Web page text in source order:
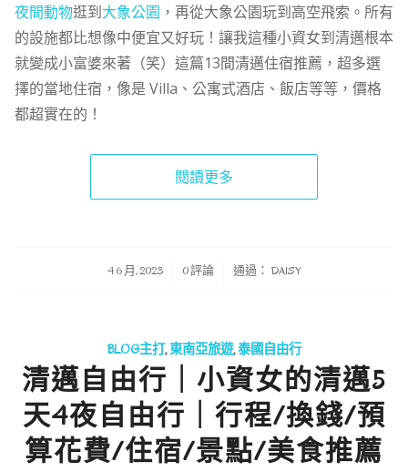
夜間動物逛到大象公園 ，再從大象公園玩到高空飛索。所有
的設施都比想像中便宜又好玩！讓我這種小資女到清邁根本
就變成小富婆來著（笑）這篇13間清邁住宿推薦，超多選
擇的當地住宿，像是 Villa、公寓式酒店、飯店等等，價格
都超實在的！
閱讀更多
4 6 月, 2023
/ 0 評論 通過： DAISY
BLOG主打,東南亞旅遊,泰國自由行
清邁自由行｜小資女的清邁5
天4夜自由行｜行程/換錢/預
算花費/住宿/景點/美食推薦